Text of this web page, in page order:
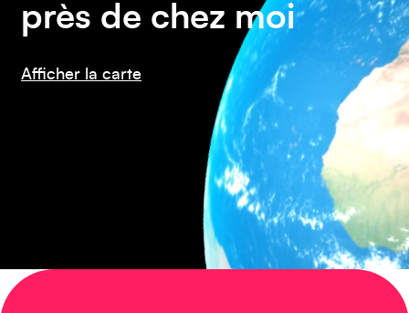
près de chez moi
Afficher la carte